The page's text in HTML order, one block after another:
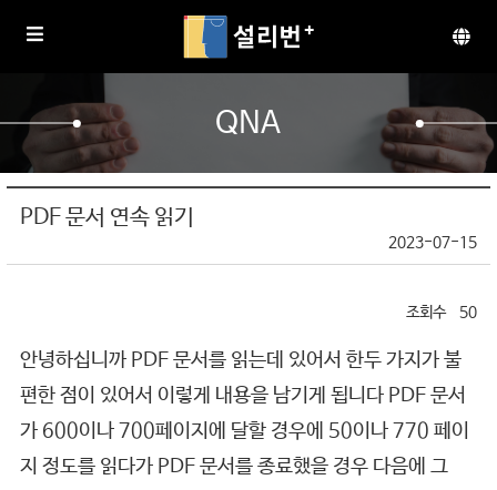
QNA
PDF 문서 연속 읽기
2023-07-15
50
안녕하십니까 PDF 문서를 읽는데 있어서 한두 가지가 불
편한 점이 있어서 이렇게 내용을 남기게 됩니다 PDF 문서
가 600이나 700페이지에 달할 경우에 50이나 770 페이
지 정도를 읽다가 PDF 문서를 종료했을 경우 다음에 그